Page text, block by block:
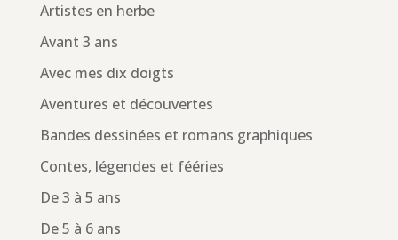
Artistes en herbe
Avant 3 ans
Avec mes dix doigts
Aventures et découvertes
Bandes dessinées et romans graphiques
Contes, légendes et fééries
De 3 à 5 ans
De 5 à 6 ans